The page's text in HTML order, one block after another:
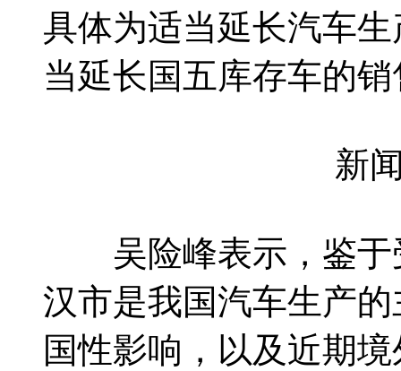
具体为适当延长汽车
当延长国五库存车的
新
吴险峰表示，鉴于
汉市是我国汽车生产
国性影响，以及近期